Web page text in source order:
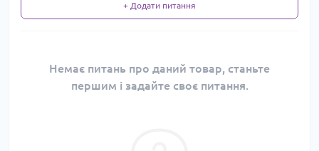
+ Додати питання
Немає питань про даний товар, станьте
першим і задайте своє питання.